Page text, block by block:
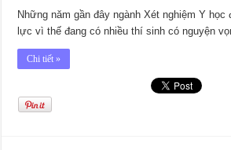
Những năm gần đây ngành Xét nghiệm Y học
lực vì thế đang có nhiều thí sinh có nguyện
Chi tiết »